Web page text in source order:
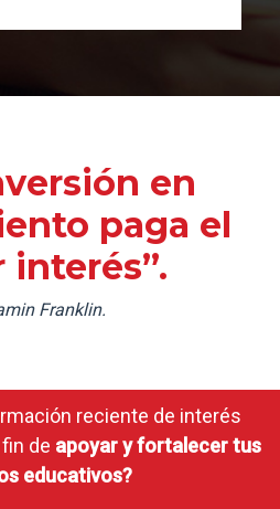
en
paga el
interés”.
Franklin.
reciente de interés
de apoyar y fortalecer tus
educativos?